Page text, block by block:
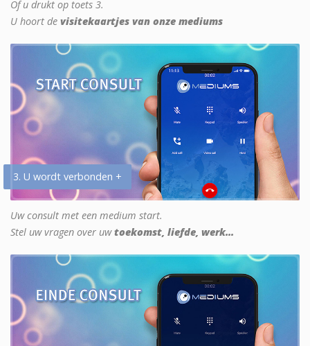
Of u drukt op toets 3.
U hoort de visitekaartjes van onze mediums
3. U wordt verbonden +
Uw consult met een medium start.
Stel uw vragen over uwtoekomst, liefde, werk...